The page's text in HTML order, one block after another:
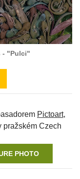
- "Pulci"
Pictoart,
pražském Czech
PHOTO